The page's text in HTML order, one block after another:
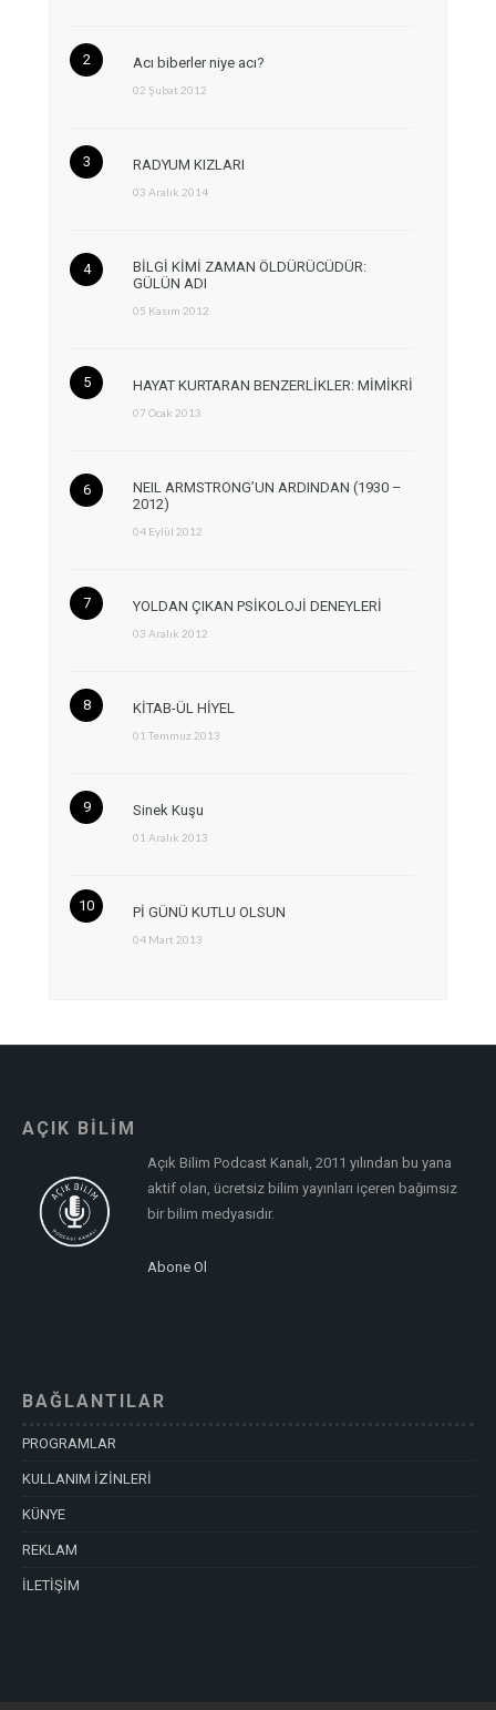
Acı biberler niye acı?
02 Şubat 2012
RADYUM KIZLARI
03 Aralık 2014
BİLGİ KİMİ ZAMAN ÖLDÜRÜCÜDÜR:
GÜLÜN ADI
05 Kasım 2012
HAYAT KURTARAN BENZERLİKLER: MİMİKRİ
07 Ocak 2013
NEIL ARMSTRONG’UN ARDINDAN (1930 –
2012)
04 Eylül 2012
YOLDAN ÇIKAN PSİKOLOJİ DENEYLERİ
03 Aralık 2012
KİTAB-ÜL HİYEL
01 Temmuz 2013
Sinek Kuşu
01 Aralık 2013
Pİ GÜNÜ KUTLU OLSUN
04 Mart 2013
AÇIK BİLİM
Açık Bilim Podcast Kanalı, 2011 yılından bu yana
aktif olan, ücretsiz bilim yayınları içeren bağımsız
bir bilim medyasıdır.
Abone Ol
BAĞLANTILAR
PROGRAMLAR
KULLANIM İZİNLERİ
KÜNYE
REKLAM
İLETİŞİM